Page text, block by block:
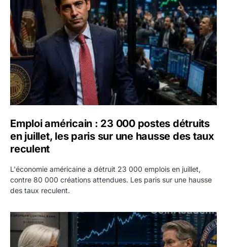
Emploi américain : 23 000 postes détruits
en juillet, les paris sur une hausse des taux
reculent
L'économie américaine a détruit 23 000 emplois en juillet,
contre 80 000 créations attendues. Les paris sur une hausse
des taux reculent.
Yen : Washington a vendu des euros sans prévenir la